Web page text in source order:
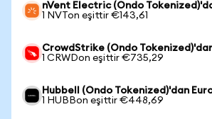
nVent Electric (Ondo
1 NVTon eşittir €143,61
CrowdStrike (Ondo
1 CRWDon eşittir €735,29
Hubbell (Ondo Tokenized)'dan
1 HUBBon eşittir €448,69